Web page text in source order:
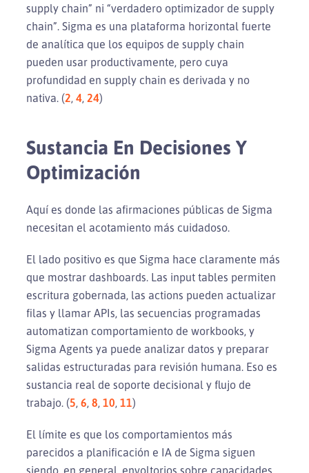
supply chain” ni “verdadero optimizador de supply
chain”. Sigma es una plataforma horizontal fuerte
de analítica que los equipos de supply chain
pueden usar productivamente, pero cuya
profundidad en supply chain es derivada y no
nativa. (2, 4, 24)
Sustancia En Decisiones Y
Optimización
Aquí es donde las afirmaciones públicas de Sigma
necesitan el acotamiento más cuidadoso.
El lado positivo es que Sigma hace claramente más
que mostrar dashboards. Las input tables permiten
escritura gobernada, las actions pueden actualizar
filas y llamar APIs, las secuencias programadas
automatizan comportamiento de workbooks, y
Sigma Agents ya puede analizar datos y preparar
salidas estructuradas para revisión humana. Eso es
sustancia real de soporte decisional y flujo de
trabajo. (5, 6, 8, 10, 11)
El límite es que los comportamientos más
parecidos a planificación e IA de Sigma siguen
siendo, en general, envoltorios sobre capacidades